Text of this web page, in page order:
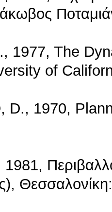
1977, The
of
D., 1970,